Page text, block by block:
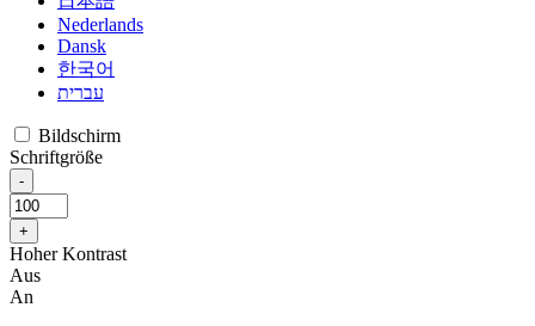
Nederlands
Dansk
한국어
עברית
Bildschirm
Schriftgröße
Hoher Kontrast
Aus
An